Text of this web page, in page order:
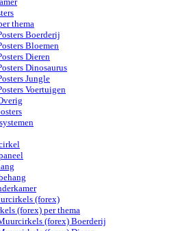
thema
Boerderij
Bloemen
Dieren
Dinosaurus
Jungle
Voertuigen
(forex)
(forex) per thema
(forex) Boerderij